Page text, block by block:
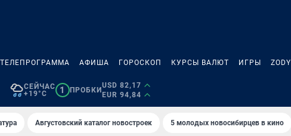
ТЕЛЕПРОГРАММА АФИША ГОРОСКОП КУРСЫ ВАЛЮТ ИГРЫ ZODY
СЕЙЧАС
+19°C
1 ПРОБКИ
USD 82,17
EUR 94,84
Августовский каталог новостроек 5 молодых новосибирцев в кино